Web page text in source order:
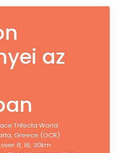
az
Trifecta World
Greece (OCR)
over 8, 16, 30km